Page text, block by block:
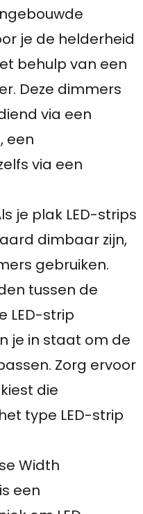
je de helderheid
behulp van een
Deze dimmers
via een
een
via een
je plak LED-strips
dimbaar zijn,
gebruiken.
tussen de
LED-strip
je in staat om de
Zorg ervoor
die
type LED-strip
Width
een